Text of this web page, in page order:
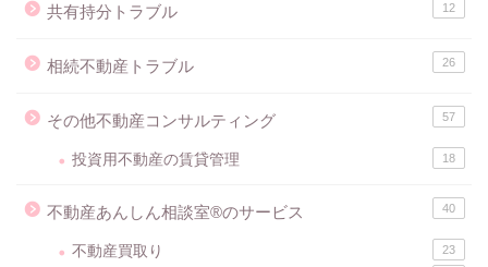
共有持分トラブル 12
相続不動産トラブル 26
その他不動産コンサルティング 57
投資用不動産の賃貸管理 18
不動産あんしん相談室®のサービス 40
不動産買取り 23